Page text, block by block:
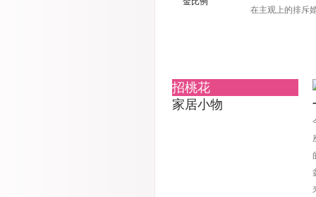
在主观上的排斥
招桃花
家居小物